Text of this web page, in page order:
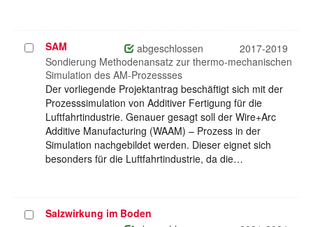
Projekt
auswählen
SAM abgeschlossen
2017-2019
Sondierung Methodenansatz zur thermo-mechanischen
Simulation des AM-Prozessses
Der vorliegende Projektantrag beschäftigt sich mit der
Prozesssimulation von Additiver Fertigung für die
Luftfahrtindustrie. Genauer gesagt soll der Wire+Arc
Additive Manufacturing (WAAM) – Prozess in der
Simulation nachgebildet werden. Dieser eignet sich
besonders für die Luftfahrtindustrie, da die…
ProjektSalzwirkung im Boden